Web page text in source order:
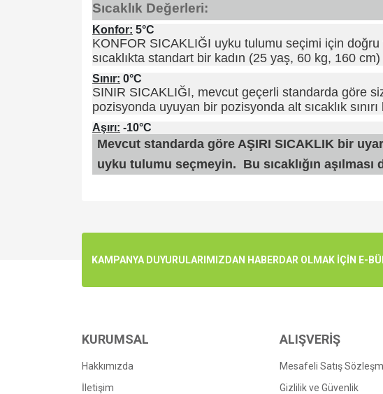
Sıcaklık Değerleri:
Konfor: 5°C
KONFOR SICAKLIĞI uyku tulumu seçimi için
sıcaklıkta standart bir kadın (25 yaş, 60 kg, 160
Sınır: 0°C
SINIR SICAKLIĞI, mevcut geçerli standarda göre
pozisyonda uyuyan bir pozisyonda alt sıcaklık
Aşırı: -10°C
Mevcut standarda göre AŞIRI SICAKLIK bir
uyku tulumu seçmeyin. Bu sıcaklığın
Ürün resmi kalitesiz, bozuk veya görüntülenemiyor.
Bu ürüne benzer farklı alternatifler olmalı.
KAMPANYA DUYURULARIMIZDAN HABERDAR OLMAK İÇİN E-
KURUMSAL
Hakkımızda
İletişim
ALIŞVERİŞ
Mesafeli Satış
Gizlilik ve Güvenlik